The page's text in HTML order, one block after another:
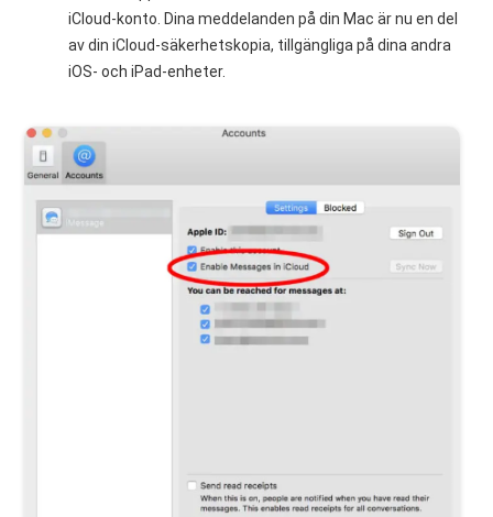
iCloud-konto. Dina meddelanden på din Mac är nu en del
av din iCloud-säkerhetskopia, tillgängliga på dina andra
iOS- och iPad-enheter.